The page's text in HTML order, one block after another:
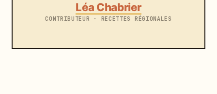
Léa Chabrier
CONTRIBUTEUR · RECETTES RÉGIONALES